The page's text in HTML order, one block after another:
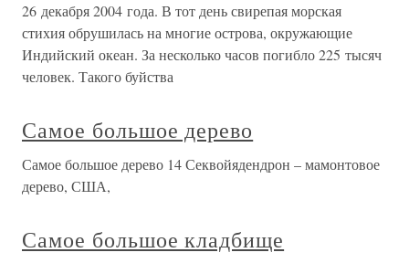
26 декабря 2004 года. В тот день свирепая морская
стихия обрушилась на многие острова, окружающие
Индийский океан. За несколько часов погибло 225 тысяч
человек. Такого буйства
Самое большое дерево
Самое большое дерево 14 Секвойядендрон – мамонтовое
дерево, США,
Самое большое кладбище